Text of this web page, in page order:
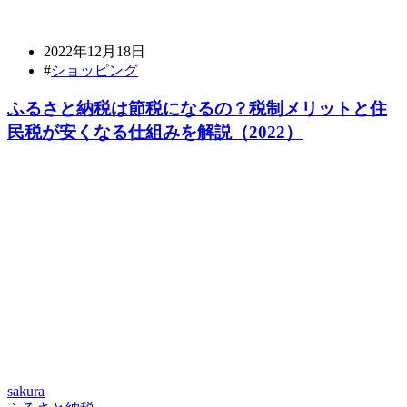
2022年12月18日
#ショッピング
ふるさと納税は節税になるの？税制メリットと住
民税が安くなる仕組みを解説（2022）
sakura